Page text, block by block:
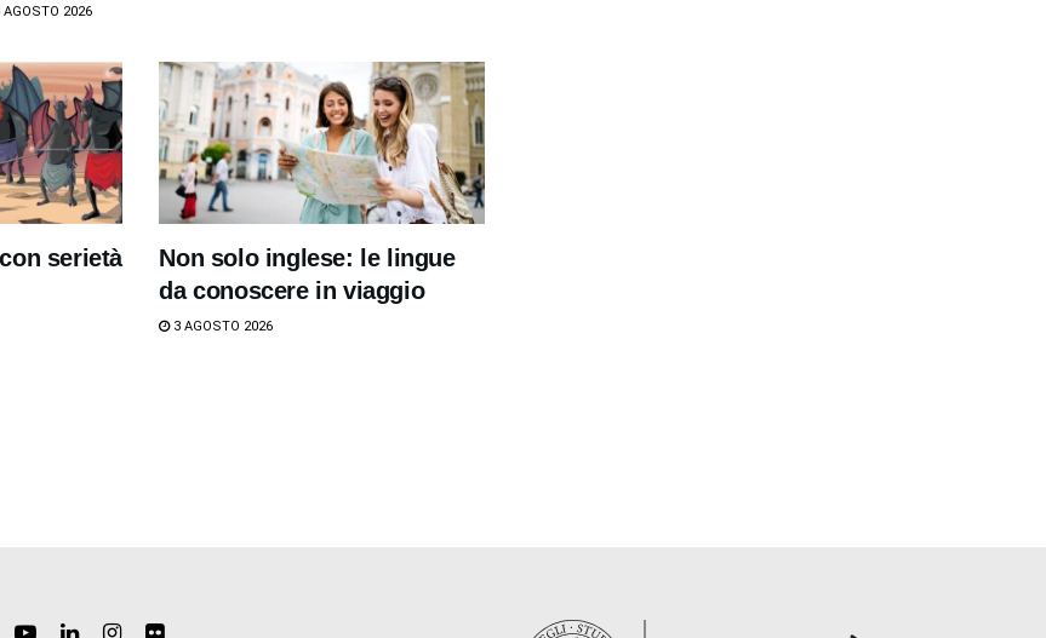
2026
serietà
Non solo inglese: le lingue
da conoscere in viaggio
3 AGOSTO 2026